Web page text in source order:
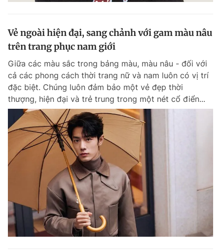
Vẻ ngoài hiện đại, sang chảnh với gam màu nâu
trên trang phục nam giới
Giữa các màu sắc trong bảng màu, màu nâu - đối với
cả các phong cách thời trang nữ và nam luôn có vị trí
đặc biệt. Chúng luôn đảm bảo một vẻ đẹp thời
thượng, hiện đại và trẻ trung trong một nét cổ điển...